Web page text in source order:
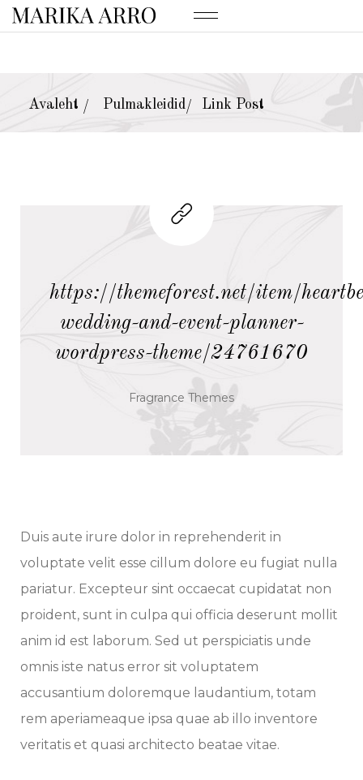
Avaleht / Pulmakleidid/ Link Post
https://themeforest.net/item/
wedding-and-event-planner-
wordpress-theme/24761670
Fragrance Themes
Duis aute irure dolor in reprehenderit in
voluptate velit esse cillum dolore eu fugiat nulla
pariatur. Excepteur sint occaecat cupidatat non
proident, sunt in culpa qui officia deserunt mollit
anim id est laborum. Sed ut perspiciatis unde
omnis iste natus error sit voluptatem
accusantium doloremque laudantium, totam
rem aperiameaque ipsa quae ab illo inventore
veritatis et quasi architecto beatae vitae.